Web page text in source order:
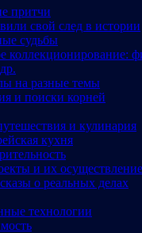
притчи
свой след в истории
судьбы
коллекционирование:
на разные темы
и поиски корней
и кулинария
кухня
и их осуществление
о реальных делах
технологии